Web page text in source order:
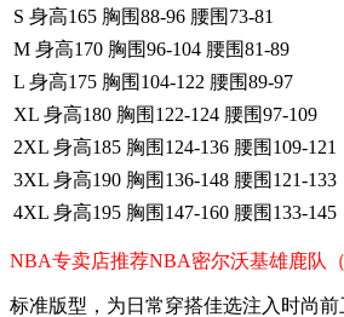
S 身高165 胸围88-96 腰围73-81
M 身高170 胸围96-104 腰围81-89
L 身高175 胸围104-122 腰围89-97
XL 身高180 胸围122-124 腰围97-109
2XL 身高185 胸围124-136 腰围109-121
3XL 身高190 胸围136-148 腰围121-133
4XL 身高195 胸围147-160 腰围133-145
NBA专卖店推荐NBA密尔沃基雄鹿队
标准版型，为日常穿搭佳选注入时尚